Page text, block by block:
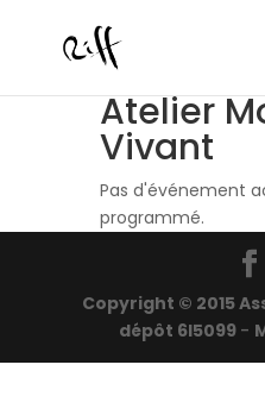
Atelier
Vivant
Pas d'événement
programmé.
Copyright © 2015
dépôt 6I5099 -